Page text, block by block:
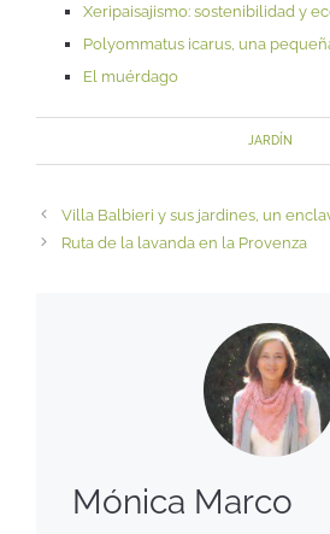
Xeripaisajismo: sostenibilidad y
Polyommatus icarus, una
El muérdago
JARDÍN
Villa Balbieri y sus jardines, un
Ruta de la lavanda en la Provenza
Mónica Marco